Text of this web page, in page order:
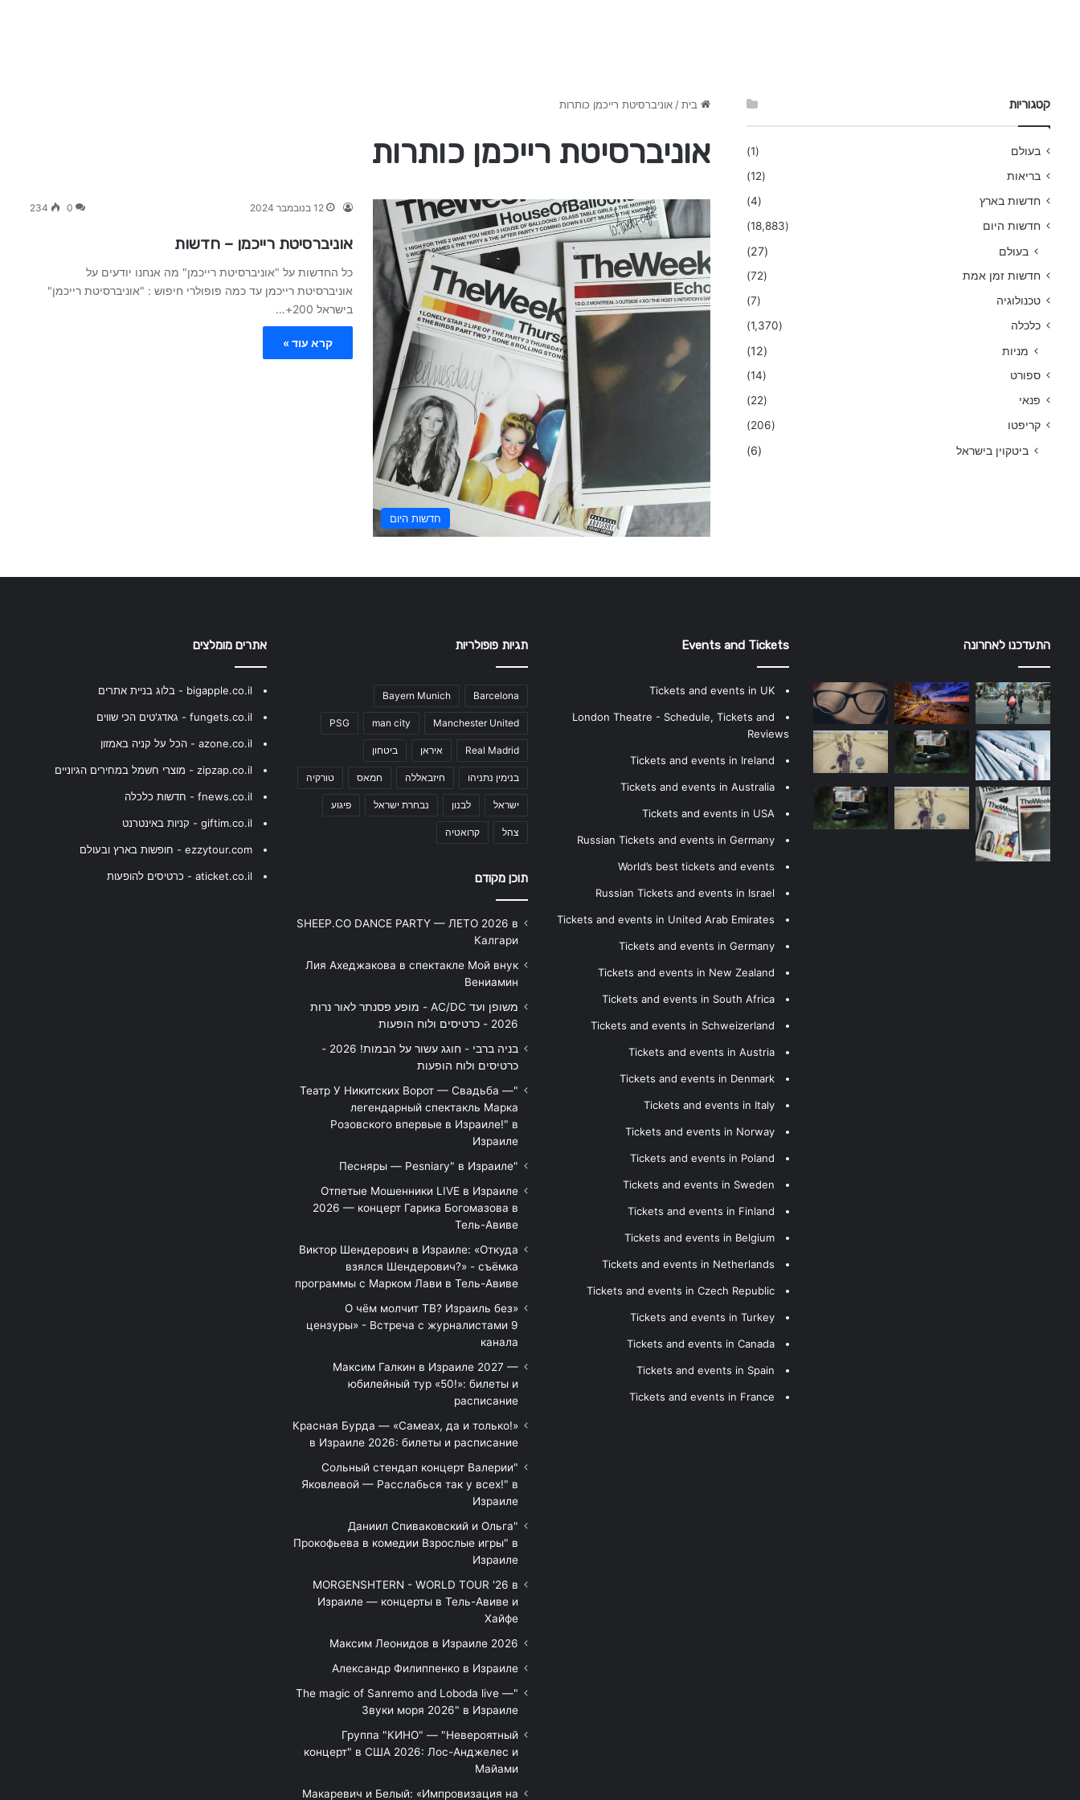
בית / אוניברסיטת רייכמן כותרות
אוניברסיטת רייכמן כותרות
חדשות היום
12 בנובמבר 2024 0
234
אוניברסיטת רייכמן – חדשות
כל החדשות על "אוניברסיטת רייכמן" מה אנחנו יודעים על
אוניברסיטת רייכמן עד כמה פופולרי חיפוש : "אוניברסיטת רייכמן"
בישראל 200+…
קרא עוד »
קטגוריות
בעולם
(1)
בריאות
(12)
חדשות בארץ
(4)
חדשות היום
(18,883)
בעולם (27)
חדשות זמן אמת
(72)
טכנולוגיה
(7)
כלכלה
(1,370)
מניות (12)
ספורט
(14)
פנאי
(22)
קריפטו
(206)
ביטקוין בישראל (6)
התעדכנו לאחרונה Events and Tickets
Tickets and events in UK
London Theatre - Schedule, Tickets and
Reviews
Tickets and events in Ireland
Tickets and events in Australia
Tickets and events in USA
Russian Tickets and events in Germany
World’s best tickets and events
Russian Tickets and events in Israel
Tickets and events in United Arab Emirates
Tickets and events in Germany
Tickets and events in New Zealand
Tickets and events in South Africa
Tickets and events in Schweizerland
Tickets and events in Austria
Tickets and events in Denmark
Tickets and events in Italy
Tickets and events in Norway
Tickets and events in Poland
Tickets and events in Sweden
Tickets and events in Finland
Tickets and events in Belgium
Tickets and events in Netherlands
Tickets and events in Czech Republic
Tickets and events in Turkey
Tickets and events in Canada
Tickets and events in Spain
Tickets and events in France
תגיות פופולריות
Barcelona
Bayern Munich
Manchester United
man city
PSG
Real Madrid איראן ביטחון
בנימין נתניהו חיזבאללה חמאס טורקיה
ישראל לבנון נבחרת ישראל פיגוע
צהל קרואטיה
תוכן מקודם
SHEEP.CO DANCE PARTY — ЛЕТО 2026 в
Калгари
Лия Ахеджакова в спектакле Мой внук
Вениамин
משופן ועד AC/DC - מופע פסנתר לאור נרות
2026 - כרטיסים ולוח הופעות
בניה ברבי - חוגג עשור על הבמות! 2026 -
כרטיסים ולוח הופעות
"Театр У Никитских Ворот — Свадьба —
легендарный спектакль Марка
Розовского впервые в Израиле!" в
Израиле
"Песняры — Pesniary" в Израиле
Отпетые Мошенники LIVE в Израиле
2026 — концерт Гарика Богомазова в
Тель-Авиве
Виктор Шендерович в Израиле: «Откуда
взялся Шендерович?» - съёмка
программы с Марком Лави в Тель-Авиве
«О чём молчит ТВ? Израиль без
цензуры» - Встреча с журналистами 9
канала
Максим Галкин в Израиле 2027 —
юбилейный тур «50!»: билеты и
расписание
Красная Бурда — «Самеах, да и только!»
в Израиле 2026: билеты и расписание
"Сольный стендап концерт Валерии
Яковлевой — Расслабься так у всех!" в
Израиле
"Даниил Спиваковский и Ольга
Прокофьева в комедии Взрослые игры" в
Израиле
MORGENSHTERN - WORLD TOUR '26 в
Израиле — концерты в Тель-Авиве и
Хайфе
Максим Леонидов в Израиле 2026
Александр Филиппенко в Израиле
"The magic of Sanremo and Loboda live —
Звуки моря 2026" в Израиле
Группа "КИНО" — "Невероятный
концерт" в США 2026: Лос-Анджелес и
Майами
Макаревич и Белый: «Импровизация на
אתרים מומלצים
bigapple.co.il - בלוג בניית אתרים
fungets.co.il - גאדג'טים הכי שווים
azone.co.il - הכל על קניה באמזון
zipzap.co.il - מוצרי חשמל במחירים הגיוניים
fnews.co.il - חדשות כלכלה
giftim.co.il - קניות באינטרנט
ezzytour.com - חופשות בארץ ובעולם
aticket.co.il - כרטיסים להופעות